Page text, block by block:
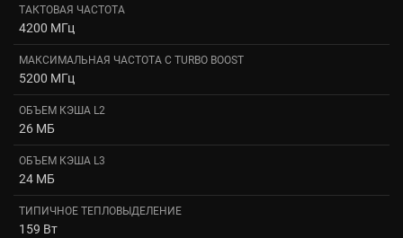
ТАКТОВАЯ ЧАСТОТА
4200 МГц
МАКСИМАЛЬНАЯ ЧАСТОТА С TURBO BOOST
5200 МГц
ОБЪЕМ КЭША L2
26 МБ
ОБЪЕМ КЭША L3
24 МБ
ТИПИЧНОЕ ТЕПЛОВЫДЕЛЕНИЕ
159 Вт